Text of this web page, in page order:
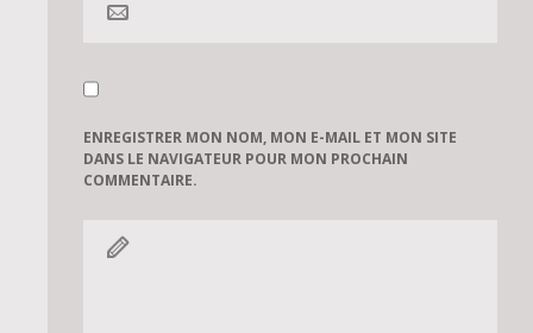
ENREGISTRER MON NOM, MON E-MAIL ET MON SITE
DANS LE NAVIGATEUR POUR MON PROCHAIN
COMMENTAIRE.